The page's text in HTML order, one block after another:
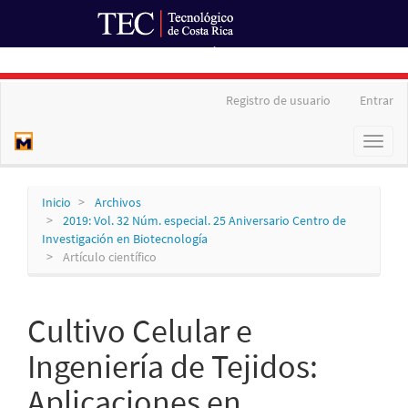
Registro de usuario Entrar
Toggle
Inicio
Archivos
2019: Vol. 32 Núm. especial. 25 Aniversario Centro de
Investigación en Biotecnología
Artículo científico
Cultivo Celular e
Ingeniería de Tejidos: